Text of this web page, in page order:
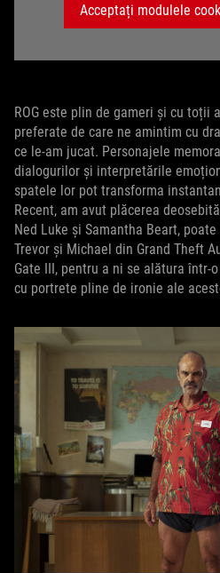
Acceptați modulele
ROG este plin de gameri și cu toții
preferate de care ne amintim cu
ce le-am jucat. Personajele
dialogurilor și interpretările
spatele lor pot transforma
Recent, am avut plăcerea
Ned Luke și Samantha Beart,
Trevor și Michael din Grand Theft
Gate III, pentru a ni se alătura într-
cu portrete pline de ironie ale